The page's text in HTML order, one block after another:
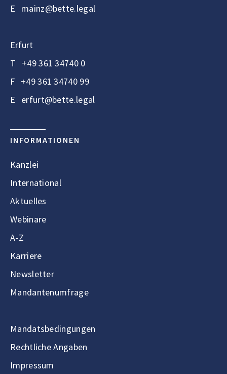
E mainz@bette.legal
Erfurt
T +49 361 34740 0
F +49 361 34740 99
E erfurt@bette.legal
INFORMATIONEN
Kanzlei
International
Aktuelles
Webinare
A-Z
Karriere
Newsletter
Mandantenumfrage
Mandatsbedingungen
Rechtliche Angaben
Impressum